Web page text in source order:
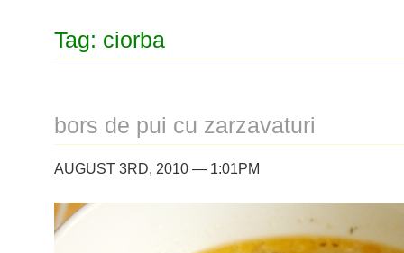
Tag: ciorba
bors de pui cu zarzavaturi
AUGUST 3RD, 2010 — 1:01PM